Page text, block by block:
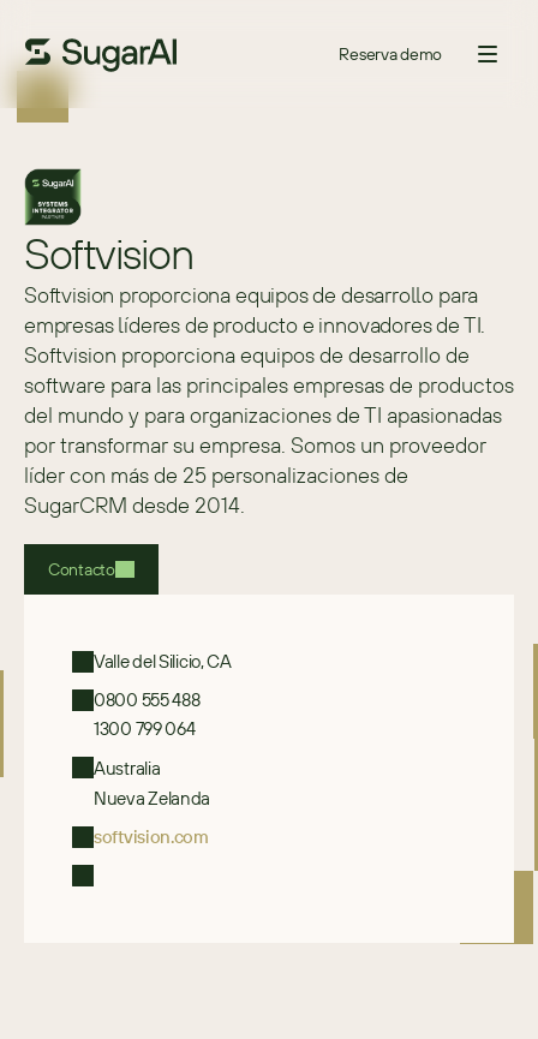
Reserva demo
Softvision
Softvision proporciona equipos de desarrollo para
empresas líderes de producto e innovadores de TI.
Softvision proporciona equipos de desarrollo de
software para las principales empresas de productos
del mundo y para organizaciones de TI apasionadas
por transformar su empresa. Somos un proveedor
líder con más de 25 personalizaciones de
SugarCRM desde 2014.
Contacto
Valle del Silicio, CA
0800 555 488
1300 799 064
Australia
Nueva Zelanda
softvision.com